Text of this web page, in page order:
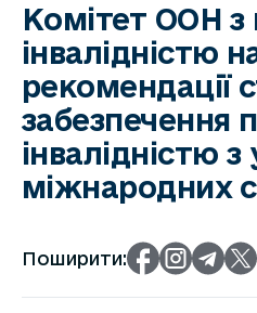
Комітет ООН з
інвалідністю
рекомендації
забезпечення
інвалідністю
міжнародних
Поширити: